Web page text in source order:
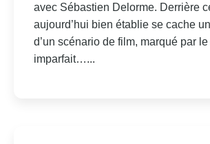
avec Sébastien Delorme. Derrière
aujourd’hui bien établie se cache
d’un scénario de film, marqué par
imparfait…...